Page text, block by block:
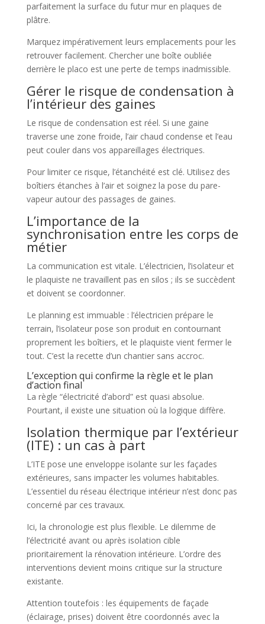
parfaitement la surface du futur mur en plaques de
plâtre.
Marquez impérativement leurs emplacements pour les
retrouver facilement. Chercher une boîte oubliée
derrière le placo est une perte de temps inadmissible.
Gérer le risque de condensation à
l’intérieur des gaines
Le risque de condensation est réel. Si une gaine
traverse une zone froide, l’air chaud condense et l’eau
peut couler dans vos appareillages électriques.
Pour limiter ce risque, l’étanchéité est clé. Utilisez des
boîtiers étanches à l’air et soignez la pose du pare-
vapeur autour des passages de gaines.
L’importance de la
synchronisation entre les corps de
métier
La communication est vitale. L’électricien, l’isolateur et
le plaquiste ne travaillent pas en silos ; ils se succèdent
et doivent se coordonner.
Le planning est immuable : l’électricien prépare le
terrain, l’isolateur pose son produit en contournant
proprement les boîtiers, et le plaquiste vient fermer le
tout. C’est la recette d’un chantier sans accroc.
L’exception qui confirme la règle et le plan
d’action final
La règle “électricité d’abord” est quasi absolue.
Pourtant, il existe une situation où la logique diffère.
Isolation thermique par l’extérieur
(ITE) : un cas à part
L’ITE pose une enveloppe isolante sur les façades
extérieures, sans impacter les volumes habitables.
L’essentiel du réseau électrique intérieur n’est donc pas
concerné par ces travaux.
Ici, la chronologie est plus flexible. Le dilemme de
l’électricité avant ou après isolation cible
prioritairement la rénovation intérieure. L’ordre des
interventions devient moins critique sur la structure
existante.
Attention toutefois : les équipements de façade
(éclairage, prises) doivent être coordonnés avec la